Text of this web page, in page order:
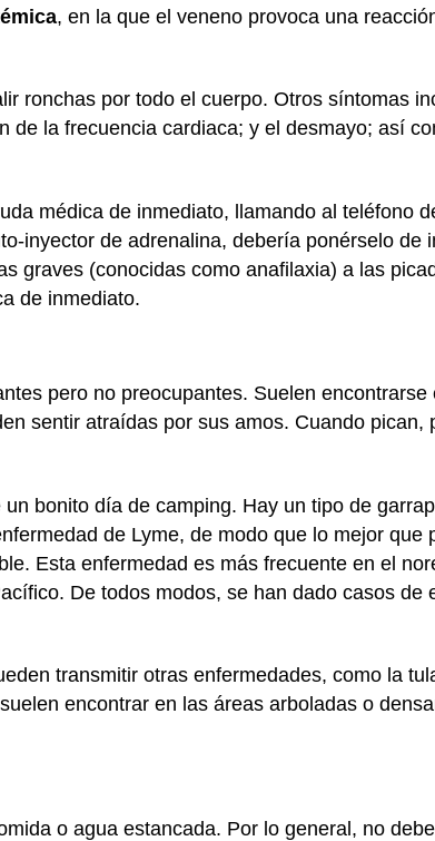
, en la que el veneno provoca una
ronchas por todo el cuerpo. Otros síntomas
de la frecuencia cardiaca; y el desmayo; así
médica de inmediato, llamando al teléfono
inyector de adrenalina, debería ponérselo de
graves (conocidas como anafilaxia) a las
de inmediato.
pero no preocupantes. Suelen encontrarse
sentir atraídas por sus amos. Cuando pican,
bonito día de camping. Hay un tipo de
de Lyme, de modo que lo mejor que
Esta enfermedad es más frecuente en el
De todos modos, se han dado casos de
transmitir otras enfermedades, como la
encontrar en las áreas arboladas o
o agua estancada. Por lo general, no